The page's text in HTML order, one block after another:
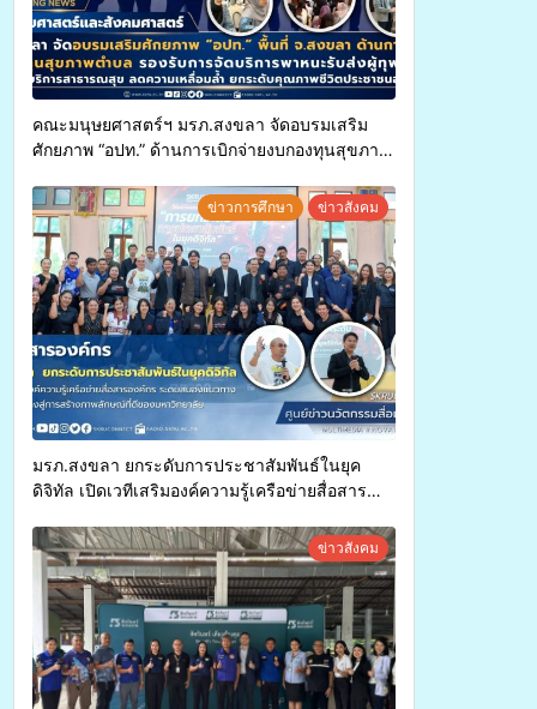
คณะมนุษยศาสตร์ฯ มรภ.สงขลา จัดอบรมเสริม
ศักยภาพ “อปท.” ด้านการเบิกจ่ายงบกองทุนสุขภาพ
ทุพพลภาพเพื่อเข้ารับบริการสาธารณสุข ลดความ
เหลื่อมล้ำ ยกระดับคุณภาพชีวิตประชาชนอย่าง
ยั่งยืน
ข่าวการศึกษา ข่าวสังคม
มรภ.สงขลา ยกระดับการประชาสัมพันธ์ในยุค
ดิจิทัล เปิดเวทีเสริมองค์ความรู้เครือข่ายสื่อสาร
การสร้างภาพลักษณ์ที่ดีของมหาวิทยาลัยข่าวสังคม